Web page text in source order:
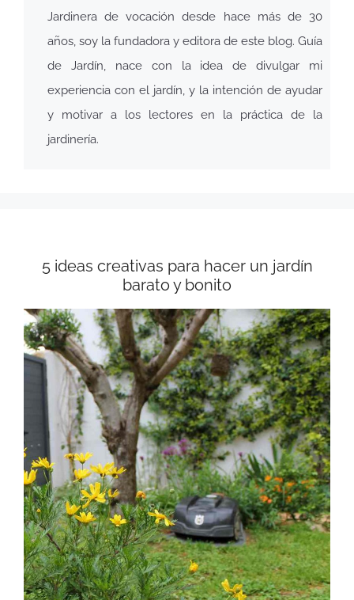
Jardinera de vocación desde hace más de 30
años, soy la fundadora y editora de este blog. Guía
de Jardín, nace con la idea de divulgar mi
experiencia con el jardín, y la intención de ayudar
y motivar a los lectores en la práctica de la
jardinería.
5 ideas creativas para hacer un jardín
barato y bonito